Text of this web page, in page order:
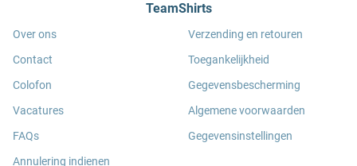
TeamShirts
Over ons
Contact
Colofon
Vacatures
FAQs
Annulering indienen
Verzending en retouren
Toegankelijkheid
Gegevensbescherming
Algemene voorwaarden
Gegevensinstellingen